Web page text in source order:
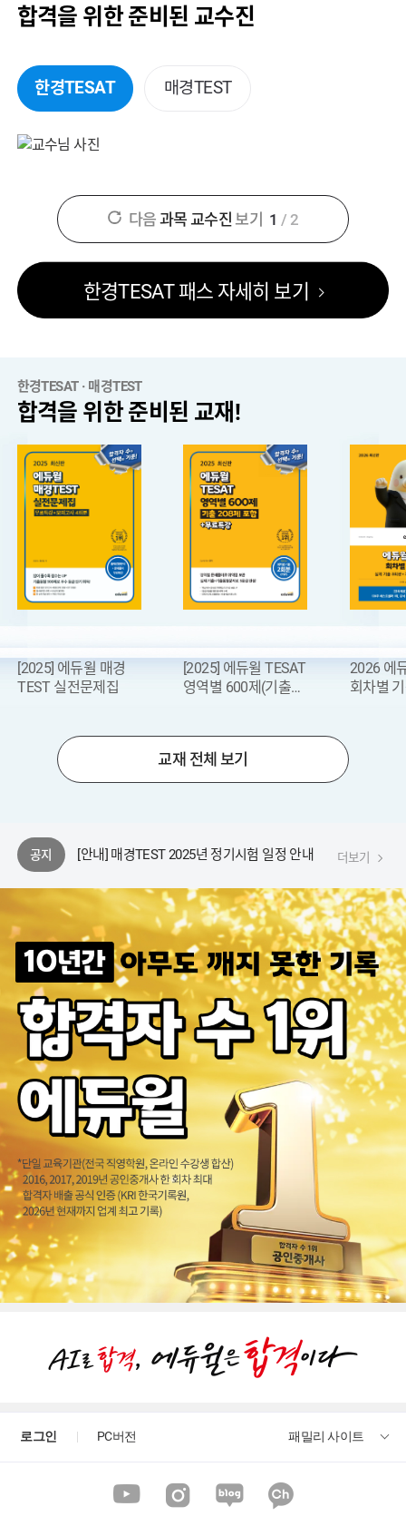
합격을 위한 준비된 교수진
한경TESAT 매경TEST
다음 과목 교수진 보기 1 / 2
한경TESAT 패스 자세히 보기
한경TESAT · 매경TEST
합격을 위한 준비된 교재!
[2025] 에듀윌 매경
TEST 실전문제집
[2025] 에듀윌 TESAT
영역별 600제(기출
2026 에
회차별
교재 전체 보기
공지
[안내] 한경TESAT(108회) 시험접수 안내
[안내] 에듀윌 동영상 플레이어 변경 안내
[안내] 매경TEST 2025년 정기시험 일정 안내
[안내] 한경TESAT(108회) 시험접수 안내
[안내] 에듀윌 동영상 플레이어 변경 안내
[안내] 에듀윌 플레이어 업데이트 공지
[안내] 한경TESAT 2025년 정기시험 일정 안내
[안내] 매경TEST 2025년 정기시험 일정 안내
[안내] 한경TESAT(108회) 시험접수 안내
더보기
로그인 PC버전 패밀리 사이트